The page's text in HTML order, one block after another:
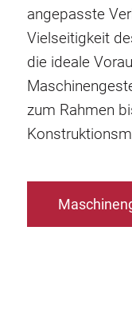
angepasste
Vielseitigkeit
die ideale
zum Rahmen